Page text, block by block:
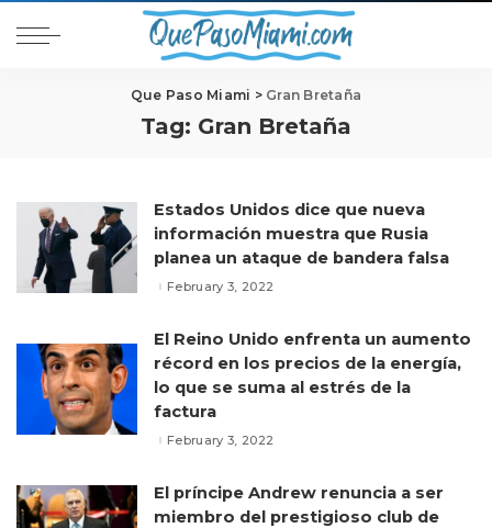
Que Paso Miami > Gran Bretaña
Tag: Gran Bretaña
Estados Unidos dice que nueva
información muestra que Rusia
planea un ataque de bandera falsa
February 3, 2022
El Reino Unido enfrenta un aumento
récord en los precios de la energía,
lo que se suma al estrés de la
factura
February 3, 2022
El príncipe Andrew renuncia a ser
miembro del prestigioso club de